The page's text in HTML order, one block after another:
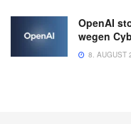
OpenAI
wegen
8. AUGUST